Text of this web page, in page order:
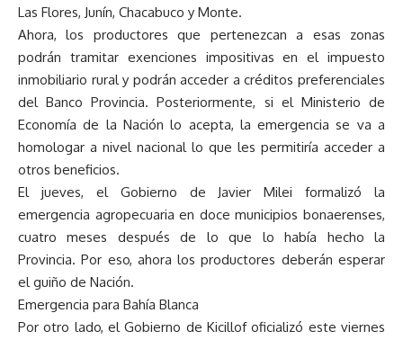
Las Flores, Junín, Chacabuco y Monte.
Ahora, los productores que pertenezcan a esas zonas
podrán tramitar exenciones impositivas en el impuesto
inmobiliario rural y podrán acceder a créditos preferenciales
del Banco Provincia. Posteriormente, si el Ministerio de
Economía de la Nación lo acepta, la emergencia se va a
homologar a nivel nacional lo que les permitiría acceder a
otros beneficios.
El jueves, el Gobierno de Javier Milei formalizó la
emergencia agropecuaria en doce municipios bonaerenses,
cuatro meses después de lo que lo había hecho la
Provincia. Por eso, ahora los productores deberán esperar
el guiño de Nación.
Emergencia para Bahía Blanca
Por otro lado, el Gobierno de Kicillof oficializó este viernes